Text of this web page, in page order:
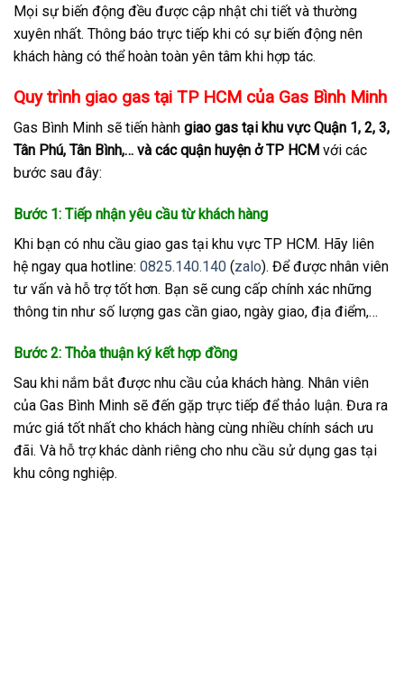
Mọi sự biến động đều được cập nhật chi tiết và thường
xuyên nhất. Thông báo trực tiếp khi có sự biến động nên
khách hàng có thể hoàn toàn yên tâm khi hợp tác.
Quy trình giao gas tại TP HCM của Gas Bình Minh
Gas Bình Minh sẽ tiến hành giao gas tại khu vực Quận 1, 2, 3,
Tân Phú, Tân Bình,… và các quận huyện ở TP HCM với các
bước sau đây:
Bước 1: Tiếp nhận yêu cầu từ khách hàng
Khi bạn có nhu cầu giao gas tại khu vực TP HCM. Hãy liên
hệ ngay qua hotline: 0825.140.140 (zalo). Để được nhân viên
tư vấn và hỗ trợ tốt hơn. Bạn sẽ cung cấp chính xác những
thông tin như số lượng gas cần giao, ngày giao, địa điểm,…
Bước 2: Thỏa thuận ký kết hợp đồng
Sau khi nắm bắt được nhu cầu của khách hàng. Nhân viên
của Gas Bình Minh sẽ đến gặp trực tiếp để thảo luận. Đưa ra
mức giá tốt nhất cho khách hàng cùng nhiều chính sách ưu
đãi. Và hỗ trợ khác dành riêng cho nhu cầu sử dụng gas tại
khu công nghiệp.